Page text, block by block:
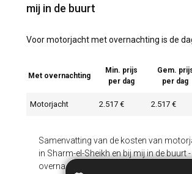
mij in de buurt
Voor motorjacht met overnachting is de
Samenvatting van de kosten van
in Sharm-el-Sheikh en bij mij in de buurt-
overnachting
Met overnachting
Min. prijs
per dag
Gem.
per dag
Motorjacht 2.517 € 2.517 €